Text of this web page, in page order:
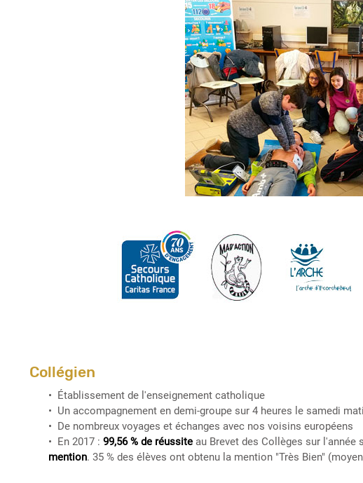
Collégien
Établissement de l'enseignement catholique
Un accompagnement en demi-groupe sur 4 heures le samedi
De nombreux voyages et échanges avec nos voisins européens
En 2017 : 99,56 % de réussiteau Brevet des Collèges sur l'année
mention. 35 % des élèves ont obtenu la mention "Très Bien"